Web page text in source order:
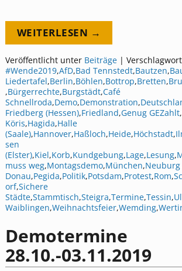
WEITERLESEN →
Veröffentlicht unter Beiträge|
#Wende2019,AfD,Bad Tennstedt,Bautzen,
Liedertafel,Berlin,Böhlen,Bottrop,Bretten,
,Bürgerrechte,Burgstädt,Café
Schnellroda,Demo,Demonstration,
Friedberg (Hessen),Friedland,Genug GEZahlt,
Köris,Hagida,Halle
(Saale),Hannover,Haßloch,Heide,Höchstadt,
sen
(Elster),Kiel,Korb,Kundgebung,Lage,Lesung,
muss weg,Montagsdemo,München,
Donau,Pegida,Politik,Potsdam,Protest,Rom,
orf,Sichere
Städte,Stammtisch,Steigra,Termine,Tessin,
Waiblingen,Weihnachtsfeier,Wemding,
Demotermine
28.10.-03.11.2019